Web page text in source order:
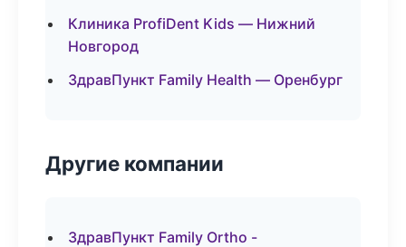
Клиника ProfiDent Kids — Нижний
Новгород
ЗдравПункт Family Health — Оренбург
Другие компании
ЗдравПункт Family Ortho -